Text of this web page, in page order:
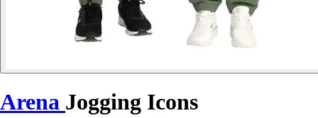
Arena Jogging Icons